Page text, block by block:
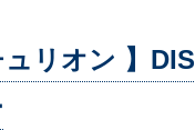
ュリオン 】